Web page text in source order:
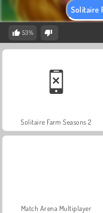
Solitaire
53%
Solitaire Farm Seasons 2
Match Arena Multiplayer